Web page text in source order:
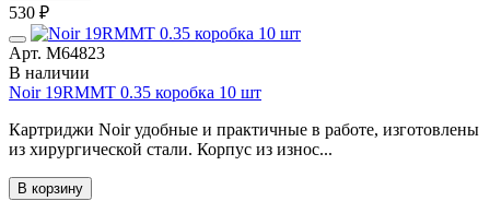
530 ₽
Арт. М64823
В наличии
Noir 19RMMT 0.35 коробка 10 шт
Картриджи Noir удобные и практичные в работе, изготовлены
из хирургической стали. Корпус из износ...
В корзину